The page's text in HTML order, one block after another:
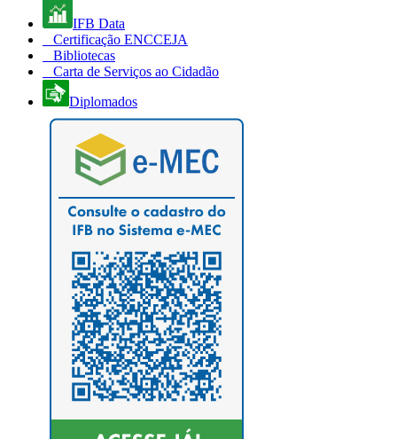
IFB Data
Certificação ENCCEJA
Bibliotecas
Carta de Serviços ao Cidadão
Diplomados